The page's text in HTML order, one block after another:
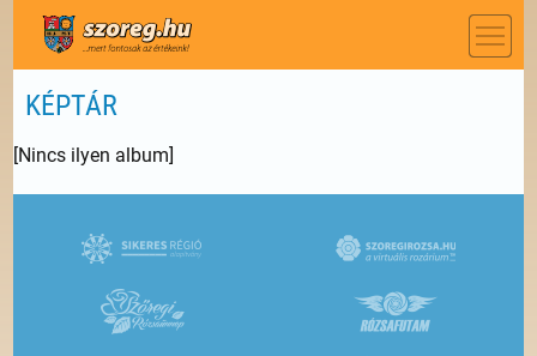
KÉPTÁR
[Nincs ilyen album]